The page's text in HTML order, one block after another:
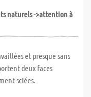
naturels ->attention à
et presque sans
deux faces
sciées.